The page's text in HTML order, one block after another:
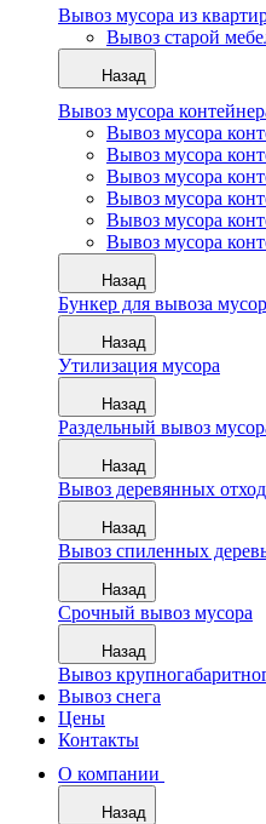
Вывоз мусора из
Вывоз старой
Назад
Вывоз мусора
Вывоз мусора
Вывоз мусора
Вывоз мусора
Вывоз мусора
Вывоз мусора
Вывоз мусора
Назад
Бункер для вывоза
Назад
Утилизация мусора
Назад
Раздельный вывоз
Назад
Вывоз деревянных
Назад
Вывоз спиленных
Назад
Срочный вывоз мусора
Назад
Вывоз
Вывоз снега
Цены
Контакты
О компании
Назад